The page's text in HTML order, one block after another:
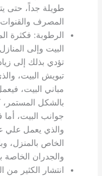
طويلة جداً، حتى
المصرف
الرطوبة: فكثرة
البيت وإلى
تؤدي بذلك إلى
تبويش البيت،
مباني البيت،
بالشكل
جوانب البيت،
والذي يعمل علي
الخاص بالمنزل،
والجدران الخاصة
انتشار الكثير